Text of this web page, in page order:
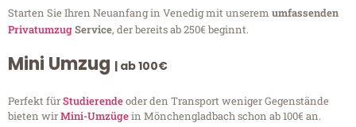
Starten Sie Ihren Neuanfang in Venedig mit unserem umfassenden
PrivatumzugService, der bereits ab 250€ beginnt.
Mini Umzug | ab 100€
Perfekt fürStudierendeoder den Transport weniger Gegenstände
bieten wirMini-Umzügein Mönchengladbach schon ab 100€ an.